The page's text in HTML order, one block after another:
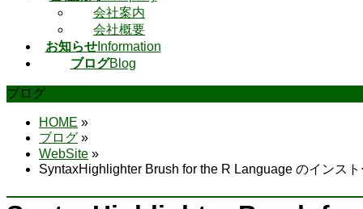
会社案内
会社概要
お知らせInformation
ブログBlog
ブログ
HOME »
ブログ »
WebSite »
SyntaxHighlighter Brush for the R Language のインス